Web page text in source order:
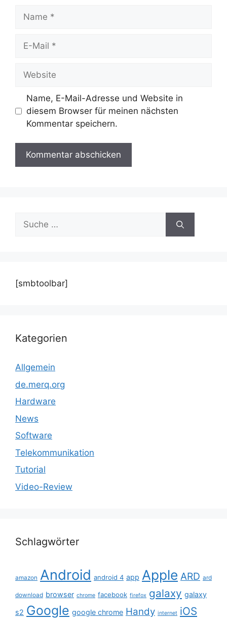
Mail
Name, E-Mail-Adresse und Website in
diesem Browser für meinen nächsten
Kommentar speichern.
Suche
nach:
[smbtoolbar]
Kategorien
Allgemein
de.merq.org
Hardware
News
Software
Telekommunikation
Tutorial
Video-Review
Schlagwörter
amazon Android android 4 app Apple ARD ard
download browser chrome facebook firefox galaxy galaxy
s2 Google google chrome Handy internet iOS